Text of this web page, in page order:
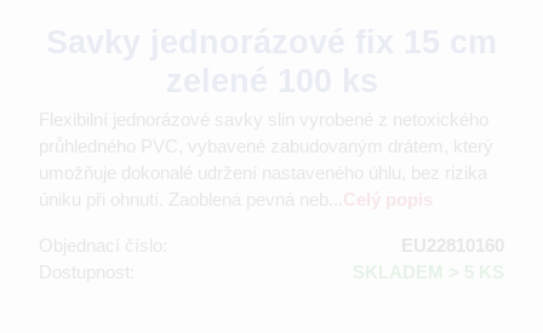
Flexibilní jednorázové savky slin vyrobené z netoxického
průhledného PVC, vybavené zabudovaným drátem, který
umožňuje dokonalé udržení nastaveného úhlu, bez rizika
úniku při ohnutí. Zaoblená pevná neb...
Objednací číslo:
EU22810160
Dostupnost:
SKLADEM > 5 KS